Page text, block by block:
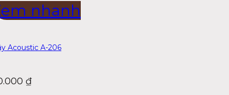
nhanh
Acoustic A-206
₫